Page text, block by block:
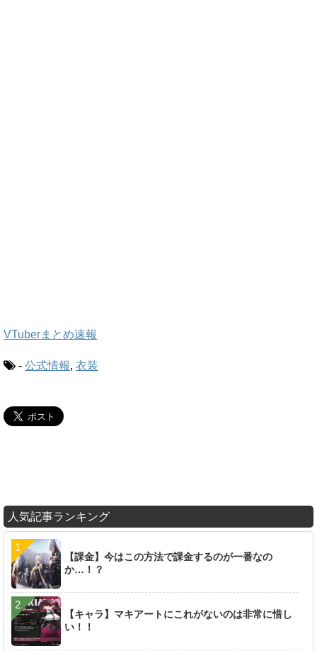
VTuberまとめ速報
- 公式情報, 衣装
人気記事ランキング
【課金】今はこの方法で課金するのが一番なの
か…！？
【キャラ】マキアートにこれがないのは非常に惜し
い！！